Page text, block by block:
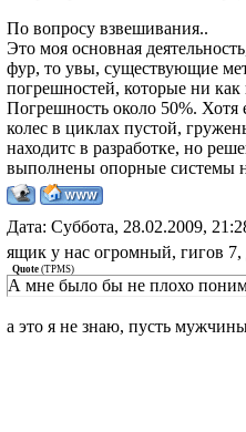
По вопросу взвешивания..
Это моя основная
фур, то увы, существующие
погрешностей, которые ни как
Погрешность около 50%. Хотя
колес в циклах пустой,
находитс в разработке, но
выполнены опорные системы
Дата: Суббота, 28.02.2009,
ящик у нас огромный, гигов
Quote (TPMS)
А мне было бы не плохо
а это я не знаю, пусть